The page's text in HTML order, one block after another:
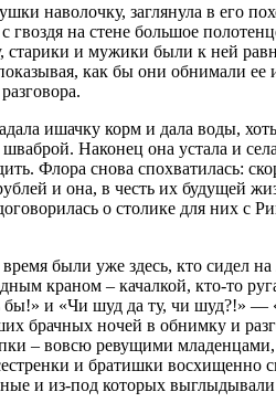
наволочку, заглянула в его
на стене большое
старики и мужики были к ней
как бы они обнимали
ишачку корм и дала воды,
Наконец она устала и
Флора снова спохватилась:
и она, в честь их будущей
о столике для них с
были уже здесь, кто сидел
краном – качалкой, кто-то
и «Чи шуд да ту, чи шуд?!» —
брачных ночей в обнимку и
– вовсю ревущими
и братишки восхищенно
и из-под которых